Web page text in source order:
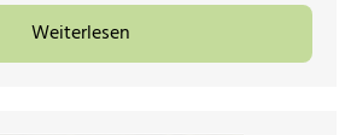
Weiterlesen